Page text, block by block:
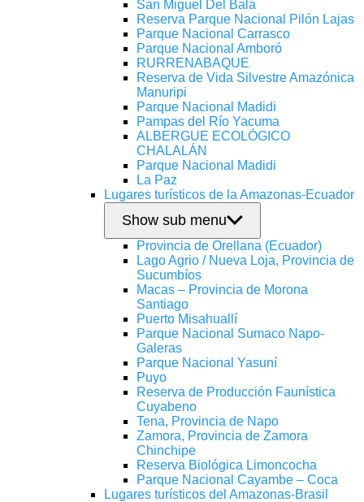
San Miguel Del Bala
Reserva Parque Nacional Pilón Lajas
Parque Nacional Carrasco
Parque Nacional Amboró
RURRENABAQUE
Reserva de Vida Silvestre Amazónica
Manuripi
Parque Nacional Madidi
Pampas del Río Yacuma
ALBERGUE ECOLÓGICO
CHALALÁN
Parque Nacional Madidi
La Paz
Lugares turísticos de la Amazonas-Ecuador
Show sub menu
Provincia de Orellana (Ecuador)
Lago Agrio / Nueva Loja, Provincia de
Sucumbíos
Macas – Provincia de Morona
Santiago
Puerto Misahuallí
Parque Nacional Sumaco Napo-
Galeras
Parque Nacional Yasuní
Puyo
Reserva de Producción Faunística
Cuyabeno
Tena, Provincia de Napo
Zamora, Provincia de Zamora
Chinchipe
Reserva Biológica Limoncocha
Parque Nacional Cayambe – Coca
Lugares turísticos del Amazonas-Brasil